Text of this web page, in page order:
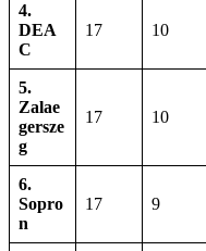
4.
DEA
C
17 10
5.
Zalae
gersze
g
17 10
6.
Sopro
n
17 9